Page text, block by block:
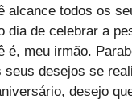
alcance todos os
dia de celebrar a
é, meu irmão.
seus desejos se
desejo